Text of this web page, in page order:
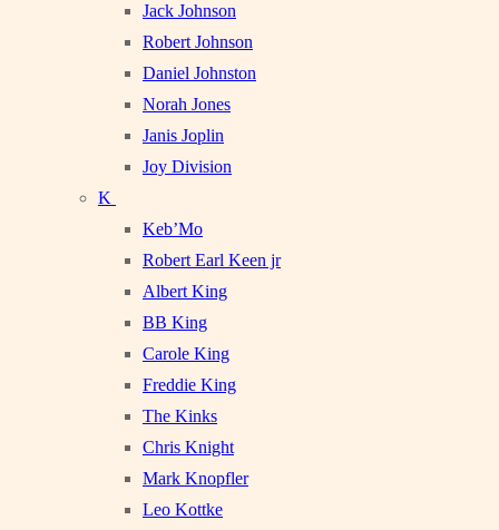
Jack Johnson
Robert Johnson
Daniel Johnston
Norah Jones
Janis Joplin
Joy Division
K
Keb’Mo
Robert Earl Keen jr
Albert King
BB King
Carole King
Freddie King
The Kinks
Chris Knight
Mark Knopfler
Leo Kottke